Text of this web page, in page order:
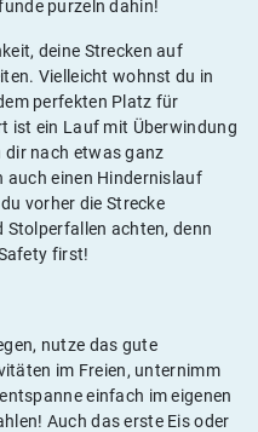
purzeln dahin!
deine Strecken auf
Vielleicht wohnst du in
perfekten Platz für
ist ein Lauf mit Überwindung
dir nach etwas ganz
einen Hindernislauf
vorher die Strecke
achten, denn
first!
nutze das gute
im Freien, unternimm
einfach im eigenen
Auch das erste Eis oder